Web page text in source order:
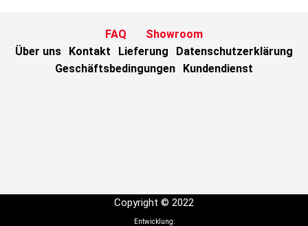
FAQ
Showroom
Über uns
Kontakt Lieferung
Datenschutzerklärung
Geschäftsbedingungen
Kundendienst
Copyright © 2022
Entwicklung: